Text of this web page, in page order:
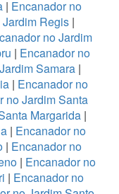
| Encanador no
Regis |
no Jardim
| Encanador no
Samara |
| Encanador no
no Jardim Santa
Margarida|
| Encanador no
| Encanador no
| Encanador no
| Encanador no